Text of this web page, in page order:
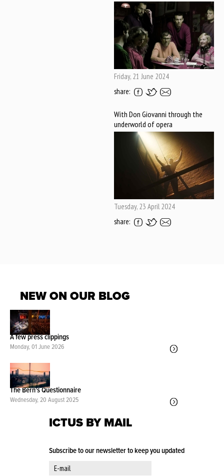
Friday, 21 June 2024
share:
With Don Giovanni through the
underworld of opera
Tuesday, 23 April 2024
share:
NEW ON OUR BLOG
A few press clippings
Monday, 01 June 2026
The Bern's Questionnaire
Wednesday, 20 August 2025
ICTUS BY MAIL
Subscribe to our newsletter to keep you updated